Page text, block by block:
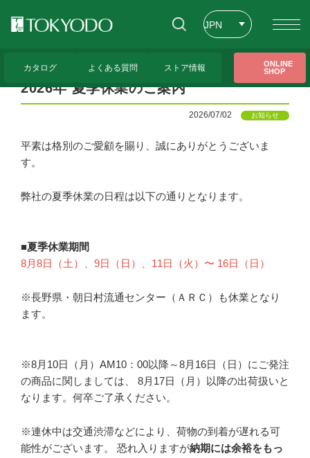
JPN
カタログ よくある質問 ストア情報
ONLINE
SHOP
2026年 夏季休業のご案内
2026年 夏季休業のご案内
2026/07/02 お知らせ
平素は格別のご愛顧を賜り、誠にありがとうございま
す。
弊社の夏季休業の日程は以下の通りとなります。
■夏季休業期間
8月8日（土）、9日（日）、11日（火）〜 16日（日）
※長野県・朝日村流通センター（ＡＲＣ）も休業となり
ます。
※8月10日（月）AM10：00以降～8月16日（日）にご発注
の商品に関しましては、 8月17日（月）以降の出荷扱いと
なります。何卒ご了承ください。
※連休中は交通渋滞などにより、荷物の到着が遅れる可
能性がございます。 恐れ入りますが納期には余裕をもっ